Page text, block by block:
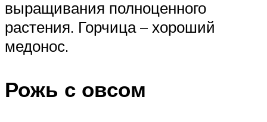
выращивания полноценного
растения. Горчица – хороший
медонос.
Рожь с овсом